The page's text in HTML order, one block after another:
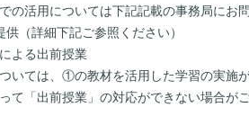
の活用については下記記載の事務局にお
（詳細下記ご参照ください）
よる出前授業
いては、①の教材を活用した学習の実施が
て「出前授業」の対応ができない場合がご